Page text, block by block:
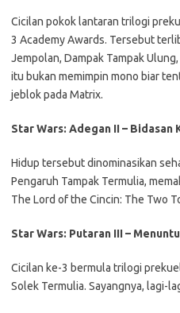
Cicilan pokok lantaran trilogi
3 Academy Awards. Tersebut
Jempolan, Dampak Tampak
itu bukan memimpin mono biar
jeblok pada Matrix.
Star Wars: Adegan II – Bidasan
Hidup tersebut dinominasikan
Pengaruh Tampak Termulia,
The Lord of the Cincin: The Two
Star Wars: Putaran III –
Cicilan ke-3 bermula trilogi
Solek Termulia. Sayangnya, lagi-